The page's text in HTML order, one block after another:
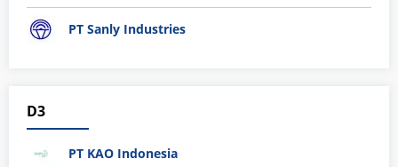
PT Sanly Industries
D3
PT KAO Indonesia